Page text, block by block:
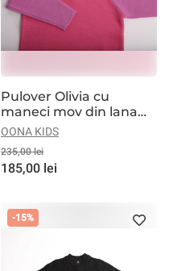
Pulover Olivia cu
maneci mov din lana
merinos
OONA KIDS
235,00 lei
185,00 lei
-15%